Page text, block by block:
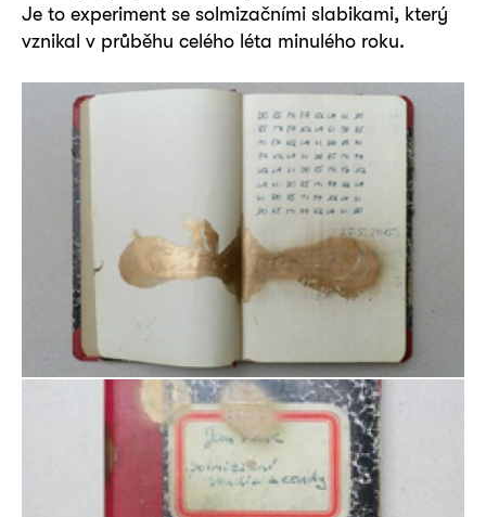
Je to experiment se solmizačními slabikami, který
vznikal v průběhu celého léta minulého roku.